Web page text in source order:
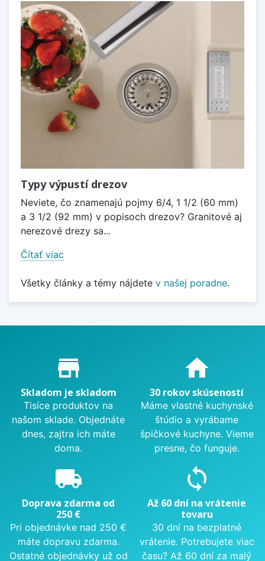
Typy výpustí drezov
Neviete, čo znamenajú pojmy 6/4, 1 1/2 (60 mm)
a 3 1/2 (92 mm) v popisoch drezov? Granitové aj
nerezové drezy sa...
Čítať viac
Všetky články a témy nájdete v našej poradne.
Proč nakupovat u nás?
store_mall_directory
Skladom je skladom
Tisíce produktov na
našom sklade. Objednáte
dnes, zajtra ich máte
doma.
home
30 rokov skúseností
Máme vlastné kuchynské
štúdio a vyrábame
špičkové kuchyne. Vieme
presne, čo funguje.
local_shipping
Doprava zdarma od
250 €
Pri objednávke nad 250 €
máte dopravu zdarma.
Ostatné objednávky už od
sync
Až 60 dní na vrátenie
tovaru
30 dní na bezplatné
vrátenie. Potrebujete viac
času? Až 60 dní za malý